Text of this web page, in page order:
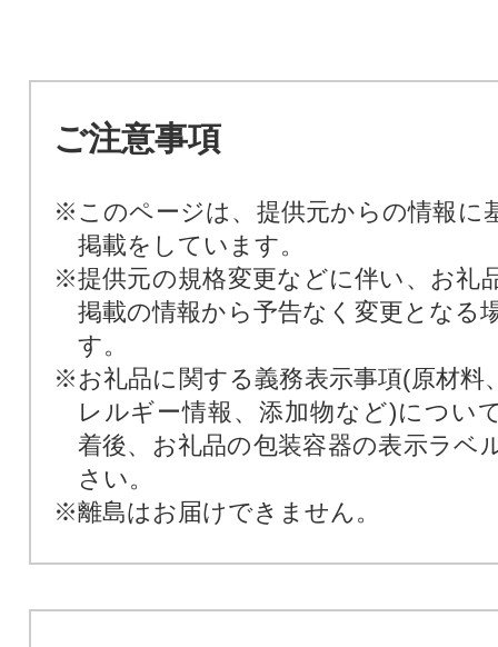
ご注意事項
※このページは、提供元からの情報に
掲載をしています。
※提供元の規格変更などに伴い、お礼
掲載の情報から予告なく変更となる
す。
※お礼品に関する義務表示事項(原材料
レルギー情報、添加物など)につい
着後、お礼品の包装容器の表示ラベ
さい。
※離島はお届けできません。